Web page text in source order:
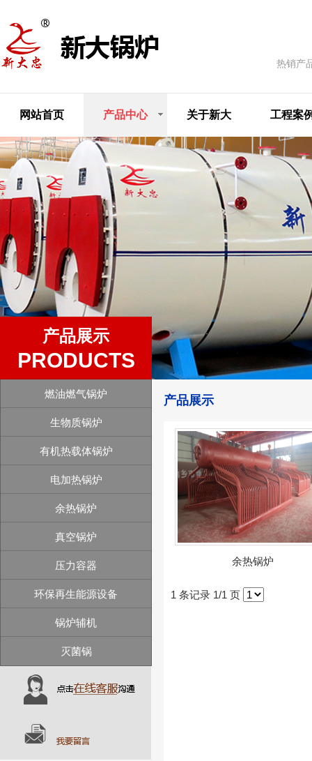
热销产
网站首页 产品中心 关于新大 工程案
产品展示
PRODUCTS
燃油燃气锅炉
生物质锅炉
有机热载体锅炉
电加热锅炉
余热锅炉
真空锅炉
压力容器
环保再生能源设备
锅炉辅机
灭菌锅
产品展示
余热锅炉
1 条记录 1/1 页